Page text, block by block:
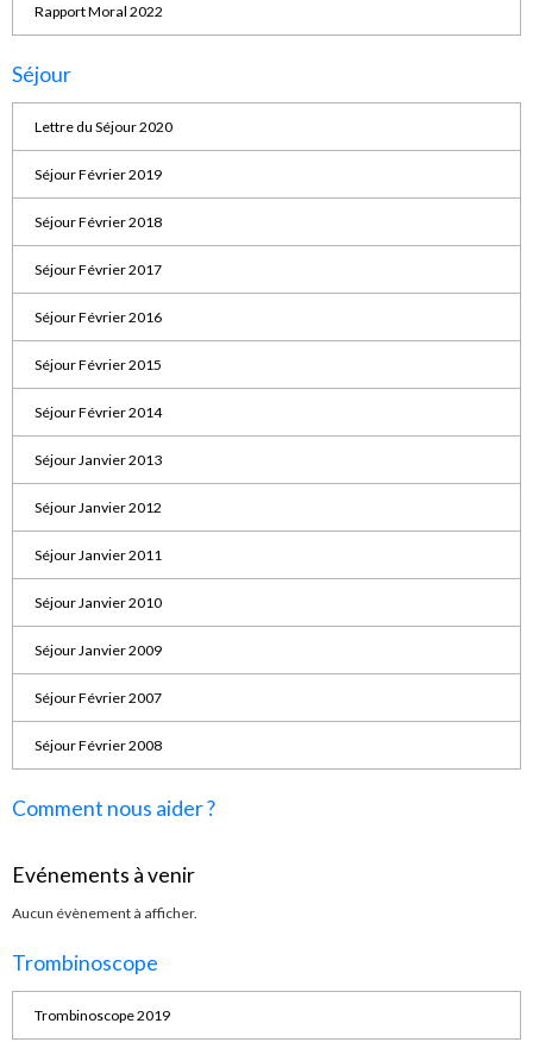
Rapport Moral 2022
Séjour
Lettre du Séjour 2020
Séjour Février 2019
Séjour Février 2018
Séjour Février 2017
Séjour Février 2016
Séjour Février 2015
Séjour Février 2014
Séjour Janvier 2013
Séjour Janvier 2012
Séjour Janvier 2011
Séjour Janvier 2010
Séjour Janvier 2009
Séjour Février 2007
Séjour Février 2008
Comment nous aider ?
Evénements à venir
Aucun évènement à afficher.
Trombinoscope
Trombinoscope 2019